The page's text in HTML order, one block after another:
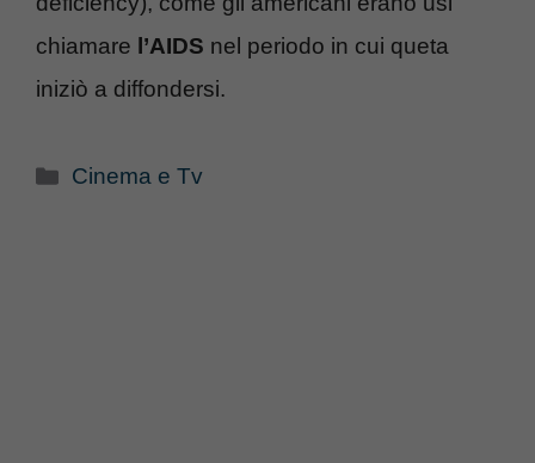
chiamare l’AIDS nel periodo in cui queta
iniziò a diffondersi.
Categorie
Cinema e Tv